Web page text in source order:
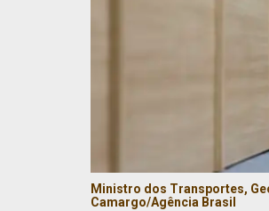
Ministro dos Transportes,
Camargo/Agência Brasil